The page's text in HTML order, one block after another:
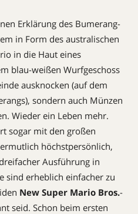
Erklärung des Bumerang-
in Form des australischen
in die Haut eines
blau-weißen Wurfgeschoss
ausknocken (auf dem
sondern auch Münzen
Wieder ein Leben mehr.
sogar mit den großen
höchstpersönlich,
Ausführung in
sind erheblich einfacher zu
New Super Mario Bros.-
seid. Schon beim ersten